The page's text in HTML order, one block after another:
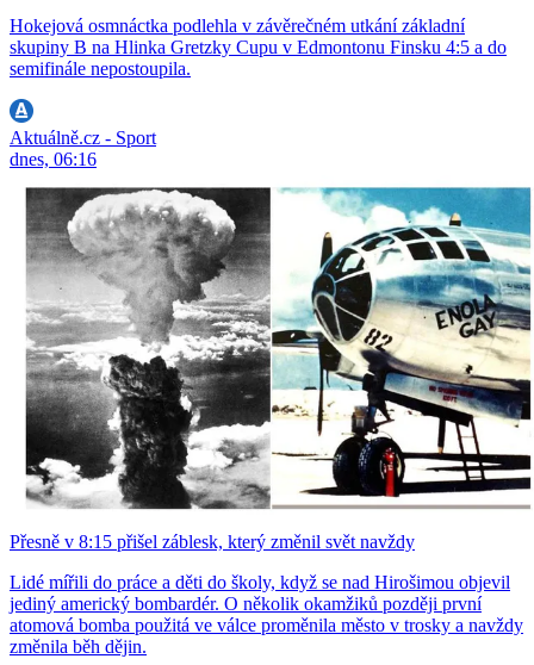
Hokejová osmnáctka podlehla v závěrečném utkání základní
skupiny B na Hlinka Gretzky Cupu v Edmontonu Finsku 4:5 a do
semifinále nepostoupila.
Aktuálně.cz - Sport
dnes, 06:16
Přesně v 8:15 přišel záblesk, který změnil svět navždy
Lidé mířili do práce a děti do školy, když se nad Hirošimou objevil
jediný americký bombardér. O několik okamžiků později první
atomová bomba použitá ve válce proměnila město v trosky a navždy
změnila běh dějin.